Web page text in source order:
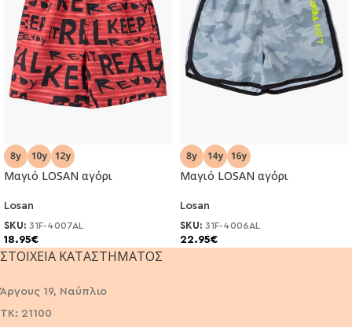
Μαγιό LOSAN αγόρι
Losan
SKU: 31F-4007AL
18.95€
Μαγιό LOSAN αγόρι
Losan
SKU: 31F-4006AL
22.95€
ΣΤΟΙΧΕΊΑ ΚΑΤΑΣΤΉΜΑΤΟΣ
Άργους 19, Ναύπλιο
ΤΚ: 21100